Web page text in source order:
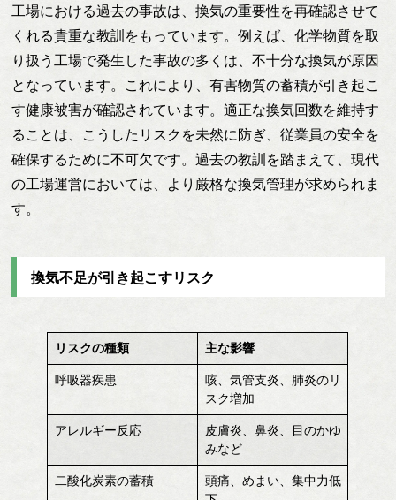
工場における過去の事故は、換気の重要性を再確認させて
くれる貴重な教訓をもっています。例えば、化学物質を取
り扱う工場で発生した事故の多くは、不十分な換気が原因
となっています。これにより、有害物質の蓄積が引き起こ
す健康被害が確認されています。適正な換気回数を維持す
ることは、こうしたリスクを未然に防ぎ、従業員の安全を
確保するために不可欠です。過去の教訓を踏まえて、現代
の工場運営においては、より厳格な換気管理が求められま
す。
換気不足が引き起こすリスク
リスクの種類 主な影響
呼吸器疾患
咳、気管支炎、肺炎のリ
スク増加
アレルギー反応
皮膚炎、鼻炎、目のかゆ
みなど
二酸化炭素の蓄積
頭痛、めまい、集中力低